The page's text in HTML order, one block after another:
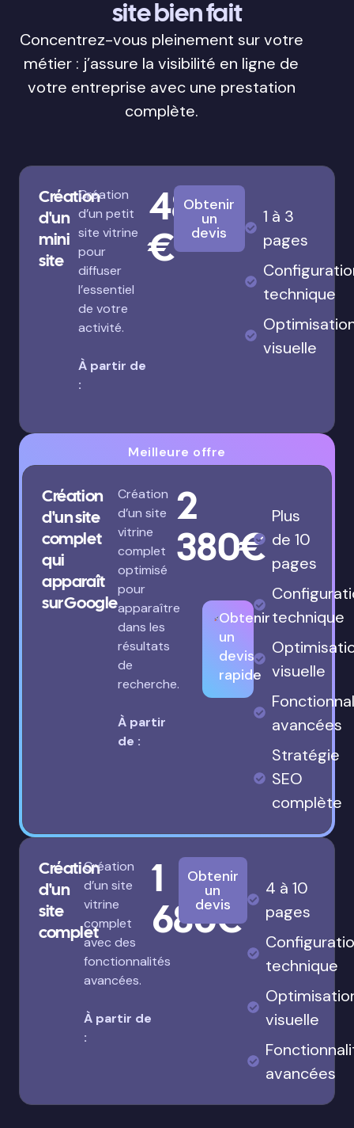
site bien fait
Concentrez-vous pleinement sur votre
métier : j’assure la visibilité en ligne de
votre entreprise avec une prestation
complète.
Création
d'un
mini
site
Création
d’un petit
site vitrine
pour
diffuser
l’essentiel
de votre
activité.
À partir de
:
480
€
Obtenir
un
devis
1 à 3
pages
technique
visuelle
Meilleure offre
Création
d'un site
complet
qui
apparaît
sur Google
Création
d’un site
vitrine
complet
optimisé
pour
apparaître
dans les
résultats
de
recherche.
À partir
de :
2
380€
Obtenir
un
devis
rapide
Plus
de 10
pages
technique
visuelle
avancées
Stratégie
SEO
complète
Création
d'un
site
complet
Création
d’un site
vitrine
complet
avec des
fonctionnalités
avancées.
À partir de
:
1
680€
Obtenir
un
devis
4 à 10
pages
technique
visuelle
avancées